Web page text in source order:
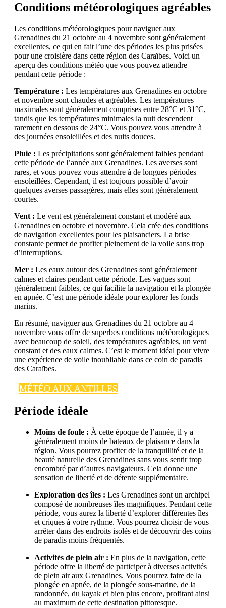
Conditions météorologiques agréables
Les conditions météorologiques pour naviguer aux
Grenadines du 21 octobre au 4 novembre sont généralement
excellentes, ce qui en fait l’une des périodes les plus prisées
pour une croisière dans cette région des Caraïbes. Voici un
aperçu des conditions météo que vous pouvez attendre
pendant cette période :
Température : Les températures aux Grenadines en octobre
et novembre sont chaudes et agréables. Les températures
maximales sont généralement comprises entre 28°C et 31°C,
tandis que les températures minimales la nuit descendent
rarement en dessous de 24°C. Vous pouvez vous attendre à
des journées ensoleillées et des nuits douces.
Pluie : Les précipitations sont généralement faibles pendant
cette période de l’année aux Grenadines. Les averses sont
rares, et vous pouvez vous attendre à de longues périodes
ensoleillées. Cependant, il est toujours possible d’avoir
quelques averses passagères, mais elles sont généralement
courtes.
Vent : Le vent est généralement constant et modéré aux
Grenadines en octobre et novembre. Cela crée des conditions
de navigation excellentes pour les plaisanciers. La brise
constante permet de profiter pleinement de la voile sans trop
d’interruptions.
Mer : Les eaux autour des Grenadines sont généralement
calmes et claires pendant cette période. Les vagues sont
généralement faibles, ce qui facilite la navigation et la plongée
en apnée. C’est une période idéale pour explorer les fonds
marins.
En résumé, naviguer aux Grenadines du 21 octobre au 4
novembre vous offre de superbes conditions météorologiques
avec beaucoup de soleil, des températures agréables, un vent
constant et des eaux calmes. C’est le moment idéal pour vivre
une expérience de voile inoubliable dans ce coin de paradis
des Caraïbes.
MÉTÉO AUX ANTILLES
Période idéale
Moins de foule : À cette époque de l’année, il y a
généralement moins de bateaux de plaisance dans la
région. Vous pourrez profiter de la tranquillité et de la
beauté naturelle des Grenadines sans vous sentir trop
encombré par d’autres navigateurs. Cela donne une
sensation de liberté et de détente supplémentaire.
Exploration des îles : Les Grenadines sont un archipel
composé de nombreuses îles magnifiques. Pendant cette
période, vous aurez la liberté d’explorer différentes îles
et criques à votre rythme. Vous pourrez choisir de vous
arrêter dans des endroits isolés et de découvrir des coins
de paradis moins fréquentés.
Activités de plein air : En plus de la navigation, cette
période offre la liberté de participer à diverses activités
de plein air aux Grenadines. Vous pourrez faire de la
plongée en apnée, de la plongée sous-marine, de la
randonnée, du kayak et bien plus encore, profitant ainsi
au maximum de cette destination pittoresque.